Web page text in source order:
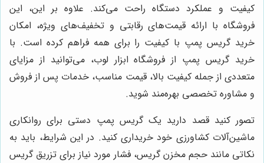
کیفیت و عملکرد دستگاه راحت می‌کند. علاوه بر این، این
فروشگاه با ارائه قیمت‌های رقابتی و تخفیف‌های ویژه، امکان
خرید گریس پمپ با کیفیت را برای همه فراهم کرده است. با
خرید گریس پمپ از فروشگاه ابزار لوب، می‌توانید از مزایای
متعددی از جمله کیفیت بالا، قیمت مناسب، خدمات پس از فروش
و مشاوره تخصصی بهره‌مند شوید.
تصور کنید قصد دارید یک گریس پمپ دستی برای روانکاری
ماشین‌آلات کشاورزی خود خریداری کنید. در این شرایط، باید به
نکاتی مانند حجم مخزن گریس، فشار مورد نیاز برای تزریق گریس